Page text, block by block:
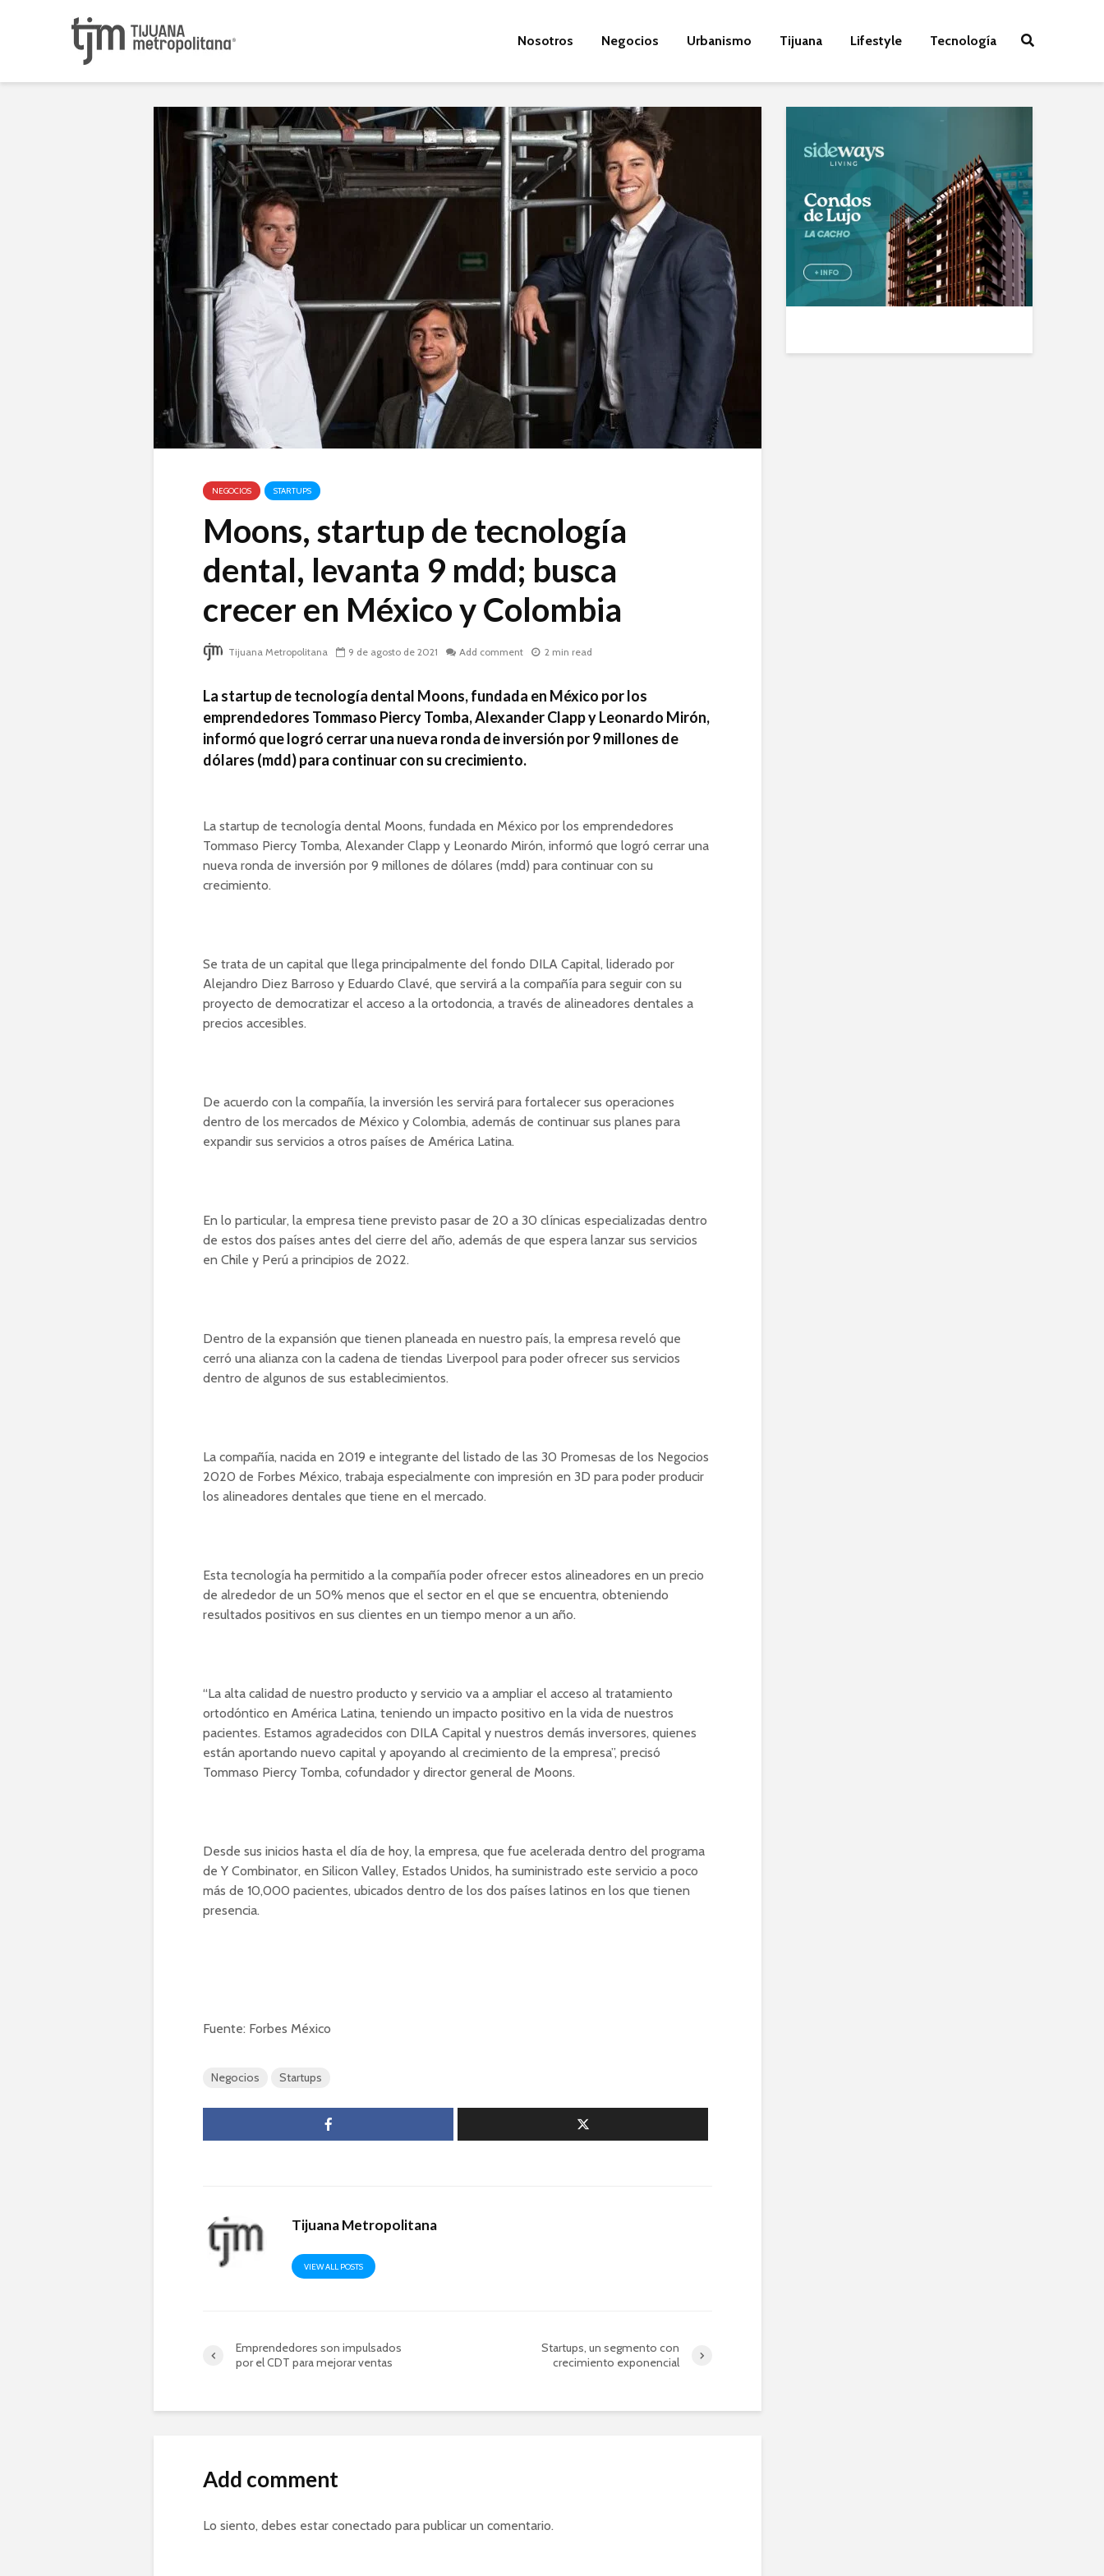
Nosotros Negocios Urbanismo Tijuana Lifestyle Tecnología
NEGOCIOS STARTUPS
Moons, startup de tecnología
dental, levanta 9 mdd; busca
crecer en México y Colombia
Tijuana Metropolitana 9 de agosto de 2021 Add comment 2 min read
La startup de tecnología dental Moons, fundada en México por los
emprendedores Tommaso Piercy Tomba, Alexander Clapp y Leonardo Mirón,
informó que logró cerrar una nueva ronda de inversión por 9 millones de
dólares (mdd) para continuar con su crecimiento.
La startup de tecnología dental Moons, fundada en México por los emprendedores
Tommaso Piercy Tomba, Alexander Clapp y Leonardo Mirón, informó que logró cerrar una
nueva ronda de inversión por 9 millones de dólares (mdd) para continuar con su
crecimiento.
Se trata de un capital que llega principalmente del fondo DILA Capital, liderado por
Alejandro Diez Barroso y Eduardo Clavé, que servirá a la compañía para seguir con su
proyecto de democratizar el acceso a la ortodoncia, a través de alineadores dentales a
precios accesibles.
De acuerdo con la compañía, la inversión les servirá para fortalecer sus operaciones
dentro de los mercados de México y Colombia, además de continuar sus planes para
expandir sus servicios a otros países de América Latina.
En lo particular, la empresa tiene previsto pasar de 20 a 30 clínicas especializadas dentro
de estos dos países antes del cierre del año, además de que espera lanzar sus servicios
en Chile y Perú a principios de 2022.
Dentro de la expansión que tienen planeada en nuestro país, la empresa reveló que
cerró una alianza con la cadena de tiendas Liverpool para poder ofrecer sus servicios
dentro de algunos de sus establecimientos.
La compañía, nacida en 2019 e integrante del listado de las 30 Promesas de los Negocios
2020 de Forbes México, trabaja especialmente con impresión en 3D para poder producir
los alineadores dentales que tiene en el mercado.
Esta tecnología ha permitido a la compañía poder ofrecer estos alineadores en un precio
de alrededor de un 50% menos que el sector en el que se encuentra, obteniendo
resultados positivos en sus clientes en un tiempo menor a un año.
“La alta calidad de nuestro producto y servicio va a ampliar el acceso al tratamiento
ortodóntico en América Latina, teniendo un impacto positivo en la vida de nuestros
pacientes. Estamos agradecidos con DILA Capital y nuestros demás inversores, quienes
están aportando nuevo capital y apoyando al crecimiento de la empresa”, precisó
Tommaso Piercy Tomba, cofundador y director general de Moons.
Desde sus inicios hasta el día de hoy, la empresa, que fue acelerada dentro del programa
de Y Combinator, en Silicon Valley, Estados Unidos, ha suministrado este servicio a poco
más de 10,000 pacientes, ubicados dentro de los dos países latinos en los que tienen
presencia.
Fuente: Forbes México
Negocios Startups
Tijuana Metropolitana
VIEW ALL POSTS
Emprendedores son impulsados
por el CDT para mejorar ventas
Startups, un segmento con
crecimiento exponencial
Add comment
Lo siento, debes estar conectado para publicar un comentario.